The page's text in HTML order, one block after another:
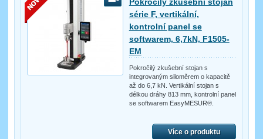
série F, vertikální,
kontrolní panel se
softwarem, 6,7kN, F1505-
EM
Pokročilý zkušební stojan s
integrovaným siloměrem o kapacitě
až do 6,7 kN. Vertikální stojan s
délkou dráhy 813 mm, kontrolní panel
se softwarem EasyMESUR®.
Více o produktu